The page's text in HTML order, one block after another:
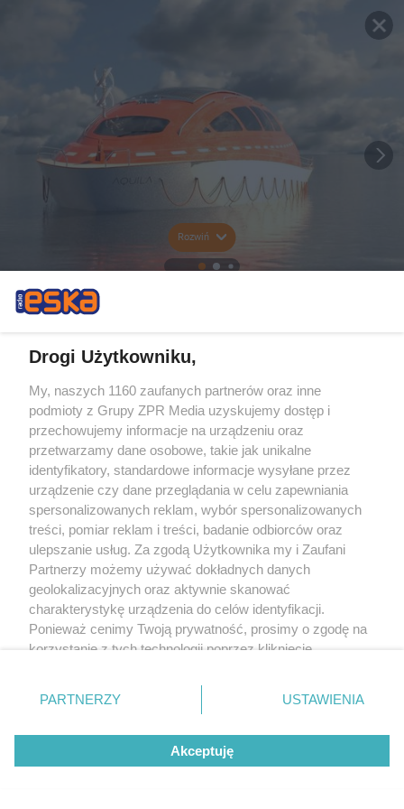
Rozwiń
Drogi Użytkowniku,
My, naszych 1160 zaufanych partnerów oraz inne
podmioty z Grupy ZPR Media uzyskujemy dostęp i
przechowujemy informacje na urządzeniu oraz
przetwarzamy dane osobowe, takie jak unikalne
identyfikatory, standardowe informacje wysyłane przez
urządzenie czy dane przeglądania w celu zapewniania
spersonalizowanych reklam, wybór spersonalizowanych
treści, pomiar reklam i treści, badanie odbiorców oraz
ulepszanie usług. Za zgodą Użytkownika my i Zaufani
Partnerzy możemy używać dokładnych danych
geolokalizacyjnych oraz aktywnie skanować
charakterystykę urządzenia do celów identyfikacji.
Ponieważ cenimy Twoją prywatność, prosimy o zgodę na
korzystanie z tych technologii poprzez kliknięcie
zmienić/wycofać klikając przycisk ustawień prywatności
znajdujący się w lewym dolnym rogu strony
rodzaje przetwarzania danych nie wymagają zgody
użytkownika, ale masz prawo sprzeciwić się takiemu
przetwarzaniu. Preferencje będą miały zastosowanie tylko
PARTNERZY USTAWIENIA
Akceptuję